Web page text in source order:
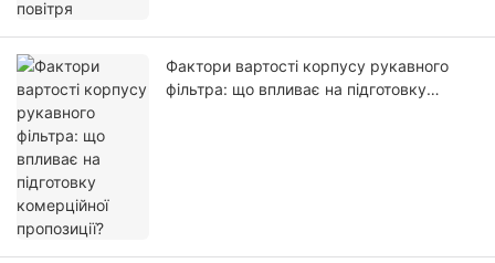
Фактори вартості корпусу рукавного
фільтра: що впливає на підготовку